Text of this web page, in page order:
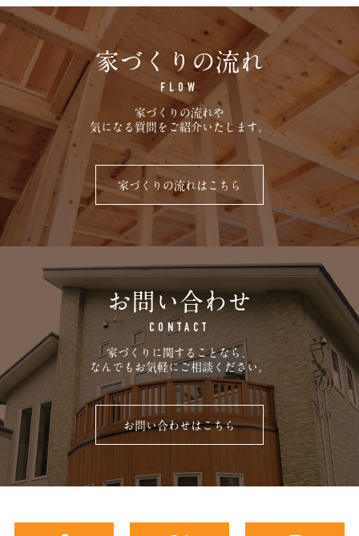
家づくりの流れ
FLOW
家づくりの流れや
気になる質問をご紹介いたします。
家づくりの流れはこちら
お問い合わせ
CONTACT
家づくりに関することなら、
なんでもお気軽にご相談ください。
お問い合わせはこちら